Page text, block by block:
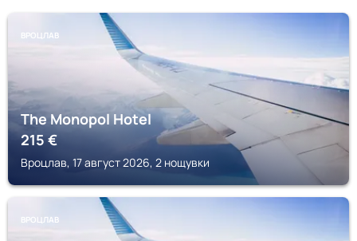
ВРОЦЛАВ
The Monopol Hotel
215€
Вроцлав, 17 август 2026, 2 нощувки
ВРОЦЛАВ